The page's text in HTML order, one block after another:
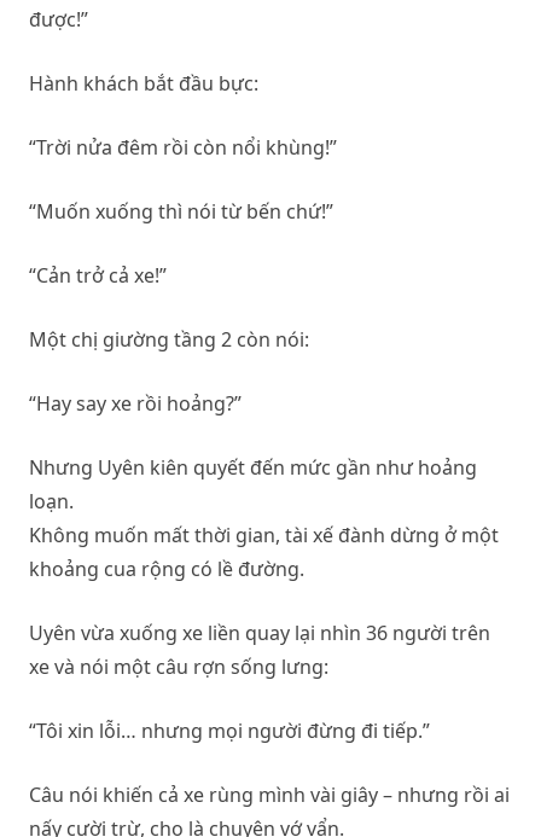
được!”
Hành khách bắt đầu bực:
“Trời nửa đêm rồi còn nổi khùng!”
“Muốn xuống thì nói từ bến chứ!”
“Cản trở cả xe!”
Một chị giường tầng 2 còn nói:
“Hay say xe rồi hoảng?”
Nhưng Uyên kiên quyết đến mức gần như hoảng
loạn.
Không muốn mất thời gian, tài xế đành dừng ở một
khoảng cua rộng có lề đường.
Uyên vừa xuống xe liền quay lại nhìn 36 người trên
xe và nói một câu rợn sống lưng:
“Tôi xin lỗi… nhưng mọi người đừng đi tiếp.”
Câu nói khiến cả xe rùng mình vài giây – nhưng rồi ai
nấy cười trừ, cho là chuyện vớ vẩn.